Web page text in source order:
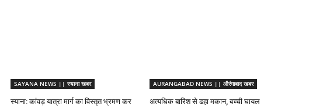
SAYANA NEWS || स्याना खबर
स्याना: कांवड़ यात्रा मार्ग का विस्तृत भ्रमण कर
AURANGABAD NEWS || औरंगाबाद खबर
अत्यधिक बारिश से ढहा मकान, बच्ची घायल